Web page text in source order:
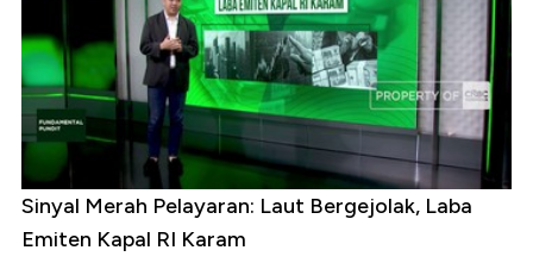
Sinyal Merah Pelayaran: Laut Bergejolak, Laba
Emiten Kapal RI Karam